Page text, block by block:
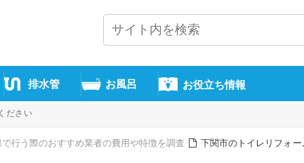
排水管 お風呂 お役立ち情報
ださい
行う際のおすすめ業者の費用や特徴を調査
下関市のトイレリフォ